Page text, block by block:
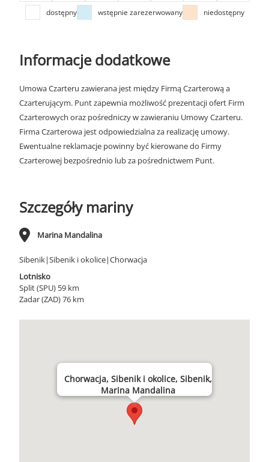
dostępny wstępnie zarezerwowany niedostępny
Informacje dodatkowe
Umowa Czarteru zawierana jest między Firmą Czarterową a
Czarterującym. Punt zapewnia możliwość prezentacji ofert Firm
Czarterowych oraz pośredniczy w zawieraniu Umowy Czarteru.
Firma Czarterowa jest odpowiedzialna za realizację umowy.
Ewentualne reklamacje powinny być kierowane do Firmy
Czarterowej bezpośrednio lub za pośrednictwem Punt.
Szczegóły mariny
Marina Mandalina
Sibenik|Sibenik i okolice|Chorwacja
Lotnisko
Split (SPU) 59 km
Zadar (ZAD) 76 km
Chorwacja, Sibenik i okolice, Sibenik,
Marina Mandalina